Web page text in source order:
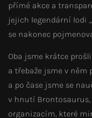
přímé akce a
jejich legendární lodi
se nakonec
Oba jsme krátce
a třebaže jsme v
a po čase jsme se
v hnutí
organizacím, které